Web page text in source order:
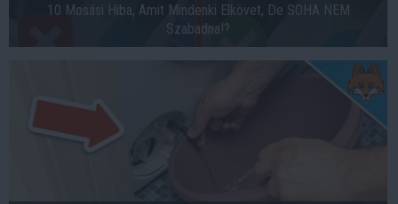
10 Mosási Hiba, Amit Mindenki Elkövet, De SOHA NEM
Szabadna!?